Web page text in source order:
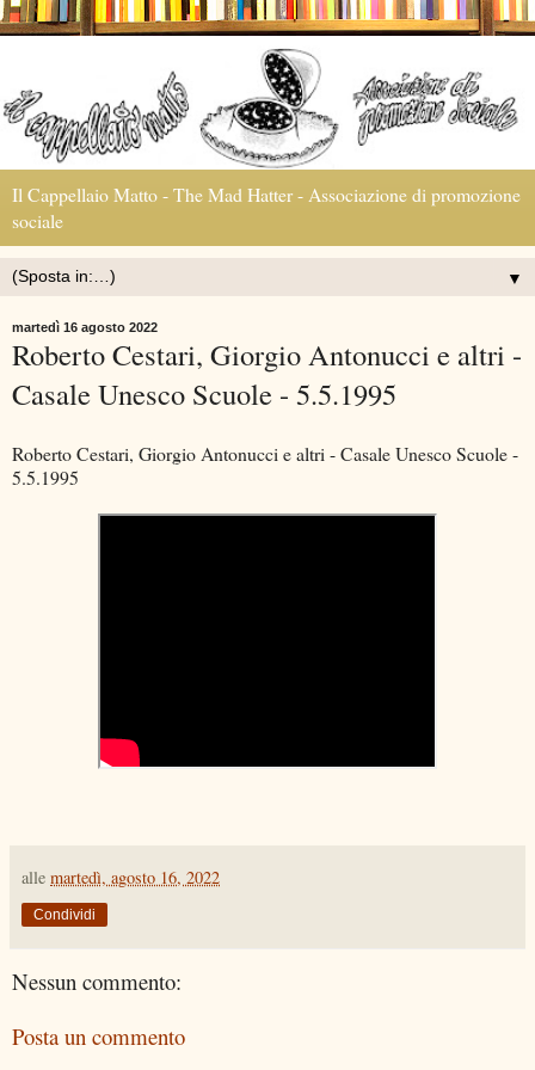
Il Cappellaio Matto - The Mad Hatter - Associazione di promozione
sociale
▼
martedì 16 agosto 2022
Roberto Cestari, Giorgio Antonucci e altri -
Casale Unesco Scuole - 5.5.1995
Roberto Cestari, Giorgio Antonucci e altri - Casale Unesco Scuole -
5.5.1995
alle martedì, agosto 16, 2022
Condividi
Nessun commento:
Posta un commento